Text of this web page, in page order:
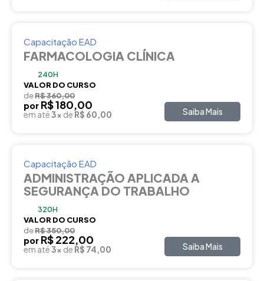
Capacitação EAD
FARMACOLOGIA CLÍNICA
240H
VALOR DO CURSO
deR$ 360,00
por R$ 180,00
em até3x de R$ 60,00 Saiba Mais
Capacitação EAD
ADMINISTRAÇÃO APLICADA A
SEGURANÇA DO TRABALHO
320H
VALOR DO CURSO
deR$ 350,00
por R$ 222,00
em até3x de R$ 74,00 Saiba Mais